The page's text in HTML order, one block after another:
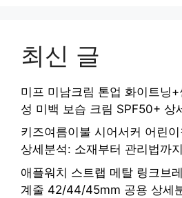
최신 글
미프 미남크림 톤업 화이트닝
성 미백 보습 크림 SPF50+ 상
키즈여름이불 시어서커 어린
상세분석: 소재부터 관리법까지
애플워치 스트랩 메탈 링크브
계줄 42/44/45mm 공용 상세